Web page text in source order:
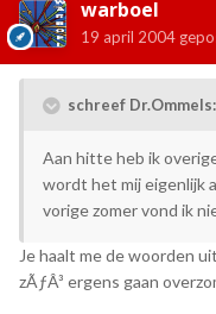
warboel
19 april 2004
schreef Dr.Ommels:
Aan hitte heb ik
wordt het mij eigenlijk
vorige zomer vond ik
Je haalt me de woorden
zÃƒÂ³ ergens gaan